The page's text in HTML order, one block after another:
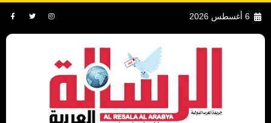
6 أغسطس 2026